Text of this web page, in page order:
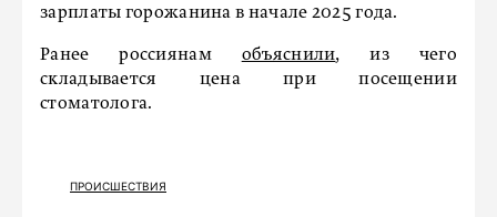
зарплаты горожанина в начале 2025 года.
Ранее россиянам объяснили, из чего
складывается цена при посещении
стоматолога.
ПРОИСШЕСТВИЯ